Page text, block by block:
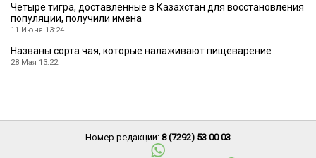
Четыре тигра, доставленные в Казахстан для восстановления
популяции, получили имена
11 Июня 13:24
Названы сорта чая, которые налаживают пищеварение
28 Мая 13:22
Номер редакции: 8 (7292) 53 00 03